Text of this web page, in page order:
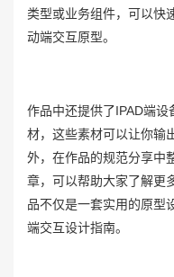
类型或业务组件，可以快
动端交互原型。
作品中还提供了IPAD端
材，这些素材可以让你输
外，在作品的规范分享中
章，可以帮助大家了解更
品不仅是一套实用的原型
端交互设计指南。